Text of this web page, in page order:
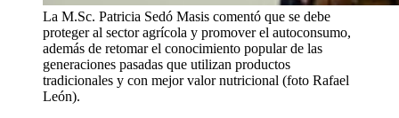
La M.Sc. Patricia Sedó Masis comentó que se debe
proteger al sector agrícola y promover el autoconsumo,
además de retomar el conocimiento popular de las
generaciones pasadas que utilizan productos
tradicionales y con mejor valor nutricional (foto Rafael
León).